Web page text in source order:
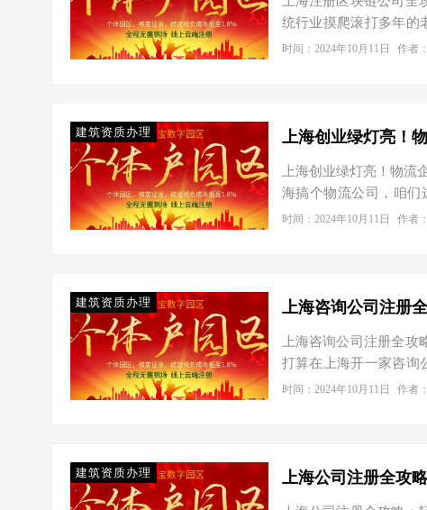
统行业摸爬滚打多年的
成立一家区块链公司来
亮的名字，并提交给工
时间：2024年10月11日 作者
建筑资质办理 上海创业绿灯亮！
上海创业绿灯亮！物
海搞个物流公司，咱们
“兄弟，有眼光！不过
享受有限责任的庇护
时间：2024年10月11日 作者
建筑资质办理
上海咨询公司注册全
打算在上海开一家咨询
都市，咨询行业前景广
申报系统，按提示填
时间：2024年10月11日 作者
建筑资质办理